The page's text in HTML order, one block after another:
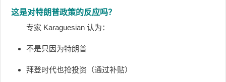
这是对特朗普政策的反应吗？
专家 Karaguesian 认为：
不是只因为特朗普
拜登时代也抢投资（通过补贴）